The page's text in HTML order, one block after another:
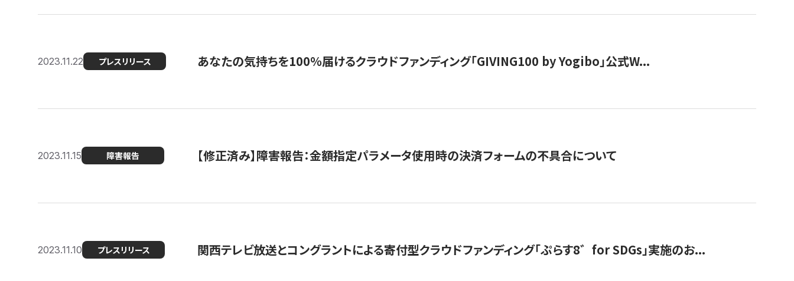
2023.11.22 プレスリリース あなたの気持ちを100％届けるクラウドファンディング「GIVING100 by Yogibo」公式W...
2023.11.15 障害報告 【修正済み】障害報告：金額指定パラメータ使用時の決済フォームの不具合について
2023.11.10 プレスリリース 関西テレビ放送とコングラントによる寄付型クラウドファンディング「ぷらす8゛for SDGs」実施のお...